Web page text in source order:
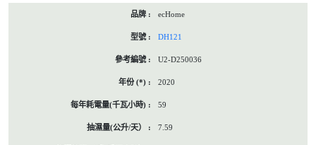
ecHome
DH121
U2-D250036
2020
59
7.59